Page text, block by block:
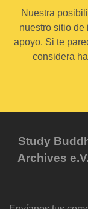
Nuestra
nuestro sitio de
apoyo. Si te
considera
Study
Archives